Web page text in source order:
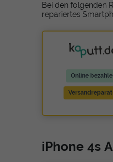
Bei den folgenden
repariertes
Online
iPhone 4s